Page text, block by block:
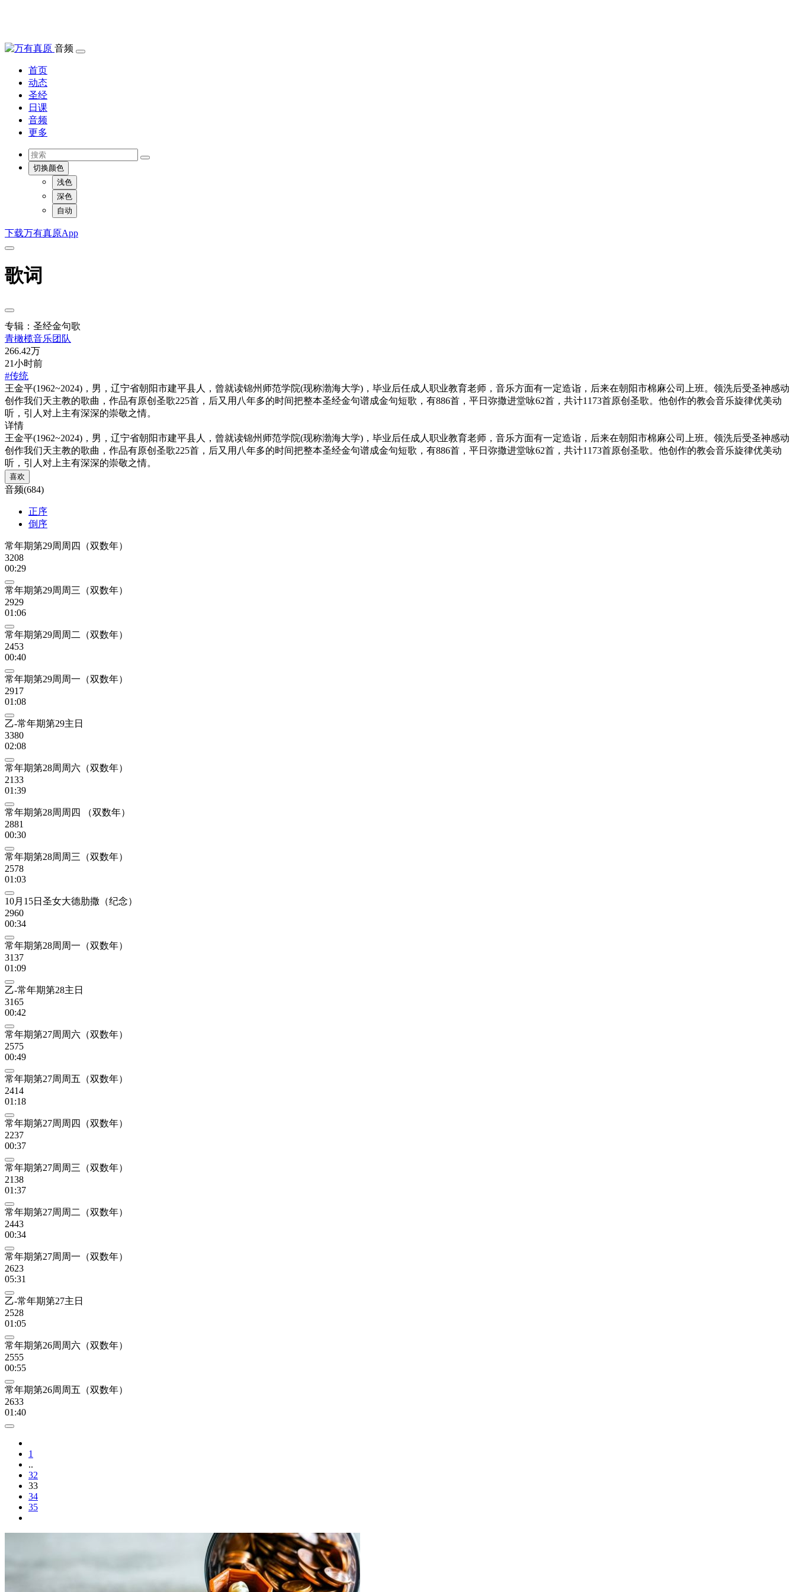
音频
首页
动态
圣经
日课
音频
更多
切换颜色
浅色
深色
自动
下载万有真原App
歌词
专辑：圣经金句歌
青橄榄音乐团队
266.42万
21小时前
#传统
王金平(1962~2024)，男，辽宁省朝阳市建平县人，曾就读锦州师范学院(现称渤海大学)，毕业后任成人职业教育老师，音乐方面有一定造诣，后来在朝阳市棉麻公司上班。领洗后受圣神感动
创作我们天主教的歌曲，作品有原创圣歌225首，后又用八年多的时间把整本圣经金句谱成金句短歌，有886首，平日弥撒进堂咏62首，共计1173首原创圣歌。他创作的教会音乐旋律优美动
听，引人对上主有深深的崇敬之情。
详情
王金平(1962~2024)，男，辽宁省朝阳市建平县人，曾就读锦州师范学院(现称渤海大学)，毕业后任成人职业教育老师，音乐方面有一定造诣，后来在朝阳市棉麻公司上班。领洗后受圣神感动
创作我们天主教的歌曲，作品有原创圣歌225首，后又用八年多的时间把整本圣经金句谱成金句短歌，有886首，平日弥撒进堂咏62首，共计1173首原创圣歌。他创作的教会音乐旋律优美动
听，引人对上主有深深的崇敬之情。
喜欢
音频(684)
正序
倒序
常年期第29周周四（双数年）
3208
00:29
常年期第29周周三（双数年）
2929
01:06
常年期第29周周二（双数年）
2453
00:40
常年期第29周周一（双数年）
2917
01:08
乙-常年期第29主日
3380
02:08
常年期第28周周六（双数年）
2133
01:39
常年期第28周周四 （双数年）
2881
00:30
常年期第28周周三（双数年）
2578
01:03
10月15日圣女大德肋撒（纪念）
2960
00:34
常年期第28周周一（双数年）
3137
01:09
乙-常年期第28主日
3165
00:42
常年期第27周周六（双数年）
2575
00:49
常年期第27周周五（双数年）
2414
01:18
常年期第27周周四（双数年）
2237
00:37
常年期第27周周三（双数年）
2138
01:37
常年期第27周周二（双数年）
2443
00:34
常年期第27周周一（双数年）
2623
05:31
乙-常年期第27主日
2528
01:05
常年期第26周周六（双数年）
2555
00:55
常年期第26周周五（双数年）
2633
01:40
1
..
32
33
34
35